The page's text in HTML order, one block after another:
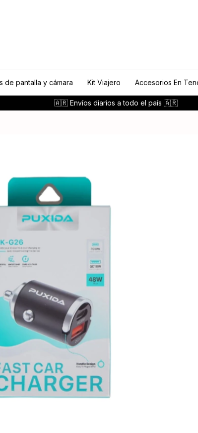
🇦🇷 Envíos diarios a todo el país 🇦🇷
de pantalla y cámara Kit Viajero Accesorios En